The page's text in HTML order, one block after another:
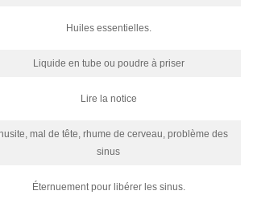
Huiles essentielles.
Liquide en tube ou poudre à priser
Lire la notice
mal de tête, rhume de cerveau, problème des
sinus
Éternuement pour libérer les sinus.